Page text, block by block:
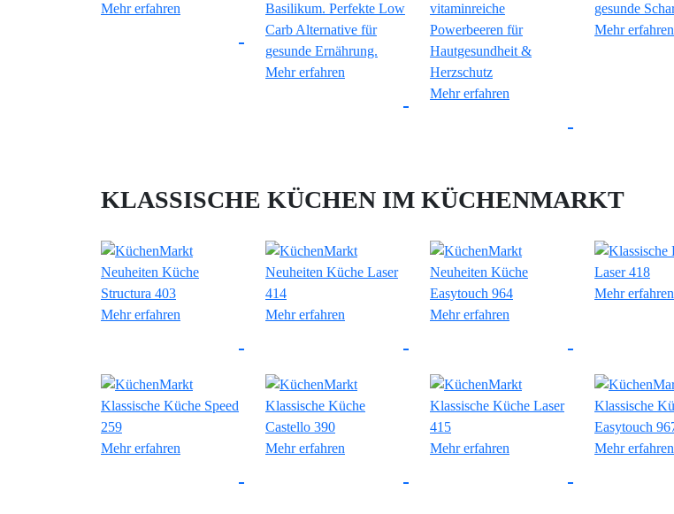
Mehr erfahren
Mehr erfahren
Mehr erfahren
Mehr erfahren
KLASSISCHE KÜCHEN IM KÜCHENMARKT
Mehr erfahren Mehr erfahren Mehr erfahren
Mehr erfahren
Mehr erfahren Mehr erfahren Mehr erfahren Mehr erfahren